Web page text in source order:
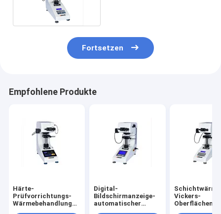
Fortsetzen
Empfohlene Produkte
Härte-
Prüfvorrichtungs-
Wärmebehandlung
Digital-
Bildschirmanzeige-
automatischer
Vickers-